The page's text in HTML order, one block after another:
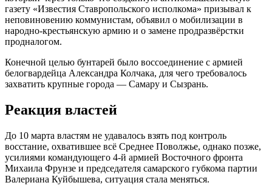
газету «Известия Ставропольского исполкома» призывал к
неповиновению коммунистам, объявил о мобилизации в
народно-крестьянскую армию и о замене продразвёрстки
продналогом.
Конечной целью бунтарей было воссоединение с армией
белогвардейца Александра Колчака, для чего требовалось
захватить крупные города — Самару и Сызрань.
Реакция властей
До 10 марта властям не удавалось взять под контроль
восстание, охватившее всё Среднее Поволжье, однако позже,
усилиями командующего 4-й армией Восточного фронта
Михаила Фрунзе и председателя самарского губкома партии
Валериана Куйбышева, ситуация стала меняться.